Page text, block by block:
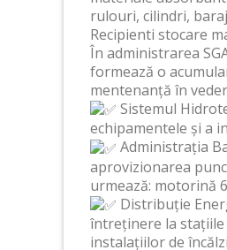
rulouri, cilindri,
Recipienti stocare
În administrarea
formează o
mentenanță în
Sistemul
echipamentele și a
Administrația
aprovizionarea
urmează: motorină
Distribuție
întreținere la stațiile
instalațiilor de